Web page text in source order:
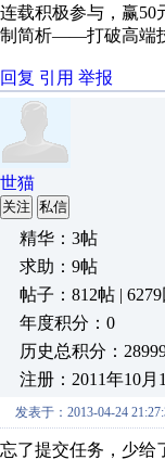
连载积极参与，赢50
制简析——打破高端
回复 引用 举报
世猫
关注 私信
精华：3帖
求助：9帖
帖子：812帖 | 6279
年度积分：0
历史总积分：
注册：2011年10月
发表于：2013-04-24
忘了提交任务，少给